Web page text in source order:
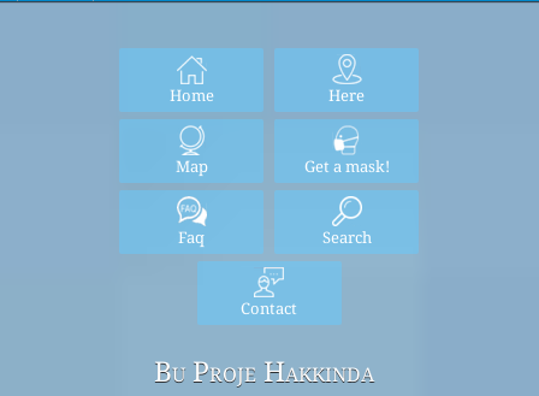
Home Here
Map Get a mask!
Faq Search
Contact
Bu Proje Hakkında